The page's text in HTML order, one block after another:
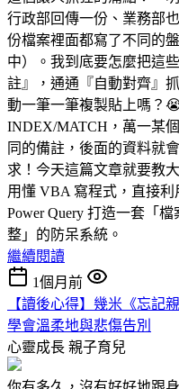
行政部回傳一份、業務部
份檔案裡面都寫了不同的
中）。我到底要怎麼把這
註』，通通『自動對齊』
動一筆一筆複製貼上嗎？
INDEX/MATCH，萬一某
同的備註，後面的資料就
求！今天這篇文章就要教
用懂 VBA 寫程式，直接
Power Query 打造一套「
整」的防呆系統。
繼續閱讀
1個月前
【讀後心得】幾米《忘記
學會溫柔地與悲傷告別
心靈成長 親子育兒